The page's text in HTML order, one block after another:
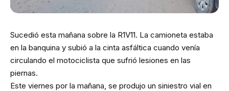
Sucedió esta mañana sobre la R1V11. La camioneta estaba
en la banquina y subió a la cinta asfáltica cuando venía
circulando el motociclista que sufrió lesiones en las
piernas.
Este viernes por la mañana, se produjo un siniestro vial en